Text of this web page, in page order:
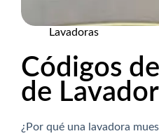
Lavadoras
Códigos
de
¿Por qué una lavadora